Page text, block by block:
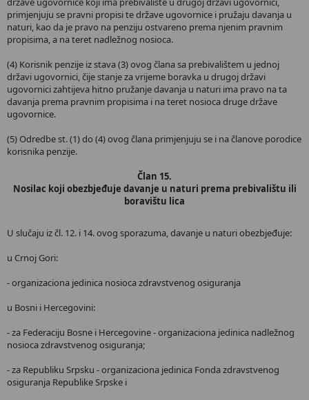
primjenjuju se pravni propisi te države ugovornice i pružaju davanja u
naturi, kao da je pravo na penziju ostvareno prema njenim pravnim
propisima, a na teret nadležnog nosioca.
(4) Korisnik penzije iz stava (3) ovog člana sa prebivalištem u jednoj
državi ugovornici, čije stanje za vrijeme boravka u drugoj državi
ugovornici zahtijeva hitno pružanje davanja u naturi ima pravo na ta
davanja prema pravnim propisima i na teret nosioca druge države
ugovornice.
(5) Odredbe st. (1) do (4) ovog člana primjenjuju se i na članove porodice
korisnika penzije.
Član 15.
Nosilac koji obezbjeđuje davanje u naturi prema prebivalištu ili
boravištu lica
U slučaju iz čl. 12. i 14. ovog sporazuma, davanje u naturi obezbjeđuje:
u Crnoj Gori:
- organizaciona jedinica nosioca zdravstvenog osiguranja
u Bosni i Hercegovini:
- za Federaciju Bosne i Hercegovine - organizaciona jedinica nadležnog
nosioca zdravstvenog osiguranja;
- za Republiku Srpsku - organizaciona jedinica Fonda zdravstvenog
osiguranja Republike Srpske i